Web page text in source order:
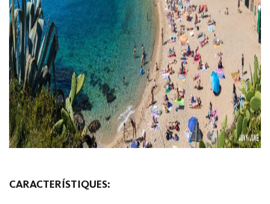
CARACTERÍSTIQUES: